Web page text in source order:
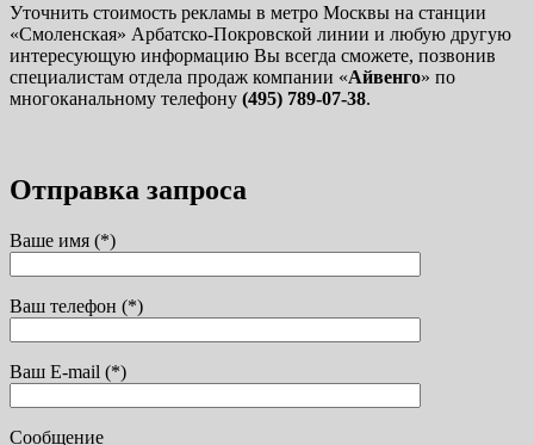
Уточнить стоимость рекламы в метро Москвы на станции
«Смоленская» Арбатско-Покровской линии и любую другую
интересующую информацию Вы всегда сможете, позвонив
специалистам отдела продаж компании «Айвенго» по
многоканальному телефону (495) 789-07-38.
Отправка запроса
Ваше имя (*)
Ваш телефон (*)
Ваш E-mail (*)
Сообщение